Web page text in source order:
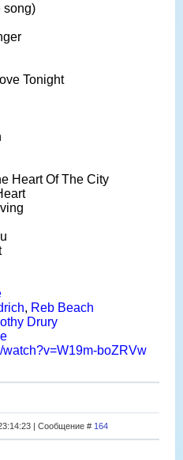
song)
Tonight
Heart Of The City
, Reb Beach
Drury
watch?v=W19m-boZRVw
| Сообщение # 164